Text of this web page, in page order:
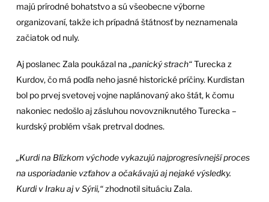
majú prírodné bohatstvo a sú všeobecne výborne
organizovaní, takže ich prípadná štátnosť by neznamenala
začiatok od nuly.
Aj poslanec Zala poukázal na „panický strach“Turecka z
Kurdov, čo má podľa neho jasné historické príčiny. Kurdistan
bol po prvej svetovej vojne naplánovaný ako štát, k čomu
nakoniec nedošlo aj zásluhou novovzniknutého Turecka –
kurdský problém však pretrval dodnes.
„Kurdi na Blízkom východe vykazujú najprogresívnejší proces
na usporiadanie vzťahov a očakávajú aj nejaké výsledky.
Kurdi v Iraku aj v Sýrii,“zhodnotil situáciu Zala.